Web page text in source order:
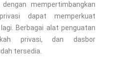
mempertimbangkan
dapat memperkuat
Berbagai alat penguatan
privasi, dan dasbor
tersedia.